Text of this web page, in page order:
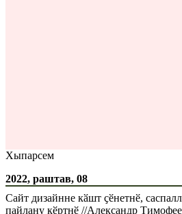
Хыпарсем
2022, раштав, 08
Сайт дизайнне кӑшт ҫӗнетнӗ,
пайлану кӗртнӗ //Александр